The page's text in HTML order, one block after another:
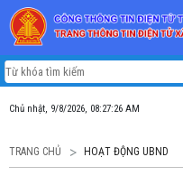
Chủ nhật, 9/8/2026, 08:27:26 AM
TRANG CHỦ HOẠT ĐỘNG UBND